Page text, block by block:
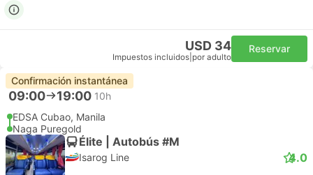
USD 34
Impuestos incluidos por adulto
Reservar
Confirmación instantánea
09:00 19:00 10h
EDSA Cubao, Manila
Naga Puregold
Élite | Autobús #M
Isarog Line 4.0